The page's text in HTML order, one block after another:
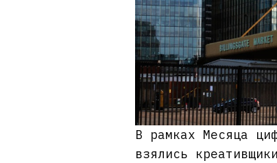
В рамках Месяца
взялись